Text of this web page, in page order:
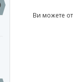
Ви можете